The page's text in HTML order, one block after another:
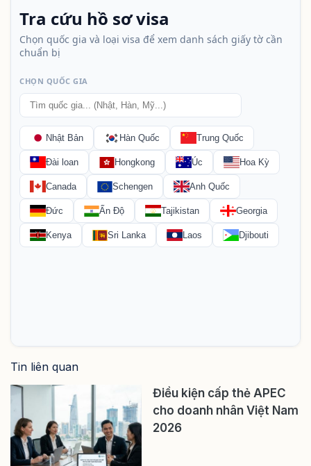
Tin liên quan
Điều kiện cấp thẻ APEC
cho doanh nhân Việt Nam
2026